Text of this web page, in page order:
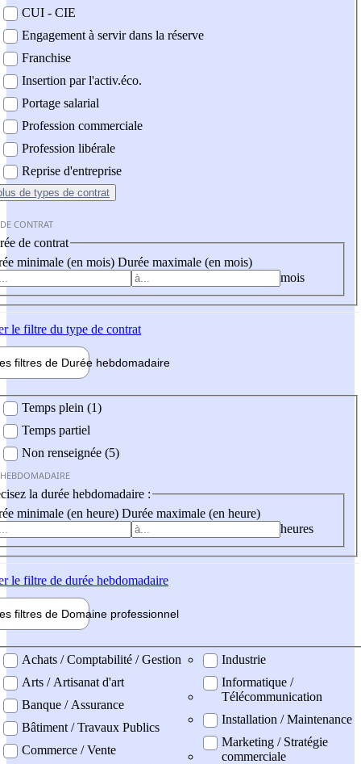
CUI - CIE
Engagement à servir dans la réserve
Franchise
Insertion par l'activ.éco.
Portage salarial
Profession commerciale
Profession libérale
Reprise d'entreprise
de types de contrat
CONTRAT
de contrat
minimale (en mois) Durée maximale (en mois)
mois
le filtre du type de contrat
filtres de Durée hebdomadaire
Temps plein (1)
Temps partiel
Non renseignée (5)
la durée hebdomadaire :
minimale (en heure) Durée maximale (en heure)
heures
le filtre de durée hebdomadaire
filtres de Domaine professionnel
professionel
Achats / Comptabilité / Gestion
Arts / Artisanat d'art
Banque / Assurance
Bâtiment / Travaux Publics
Commerce / Vente
Industrie
Informatique /
Télécommunication
Installation / Maintenance
Marketing / Stratégie
commerciale